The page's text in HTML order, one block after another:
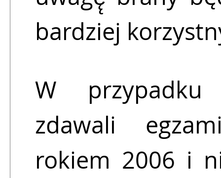
bardziej
W przypadku
zdawali
rokiem 2006 i